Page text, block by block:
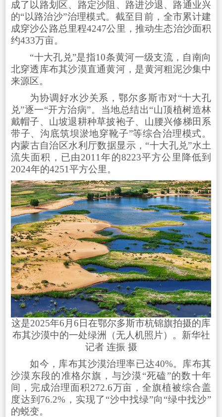
成了以路划区、路定沙阻、路进沙退、路通业兴
的“以路治沙”治理模式。截至目前，全市累计建
成穿沙公路总里程4247公里，推动生态治沙面积
约433万亩。
“十大孔兑”是指10条黄河一级支流，自南向
北穿透库布其沙漠直通黄河，是黄河粗泥沙集中
来源区。
为协调好水沙关系，鄂尔多斯市对“十大孔
兑”逐一“开方治病”。当地总结出“山顶植树造林
戴帽子、山坡退耕种草披袍子、山腰兴修梯田系
带子、沟底筑坝淤地穿靴子”等综合治理模式。
内蒙古自治区水利厅数据显示，“十大孔兑”水土
流失面积，已由2011年的8223平方公里降低到
2024年的4251平方公里。
这是2025年6月6日在鄂尔多斯市杭锦旗拍摄的库
布其沙漠中的一处绿洲（无人机照片）。新华社
记者 连振 摄
如今，库布其沙漠治理率已达40%。库布其
沙漠东段的准格尔旗，与沙漠“死磕”的数十年
间，完成治理面积272.6万亩，全旗植被综合盖
度达到76.2%，实现了“沙中找绿”向“绿中找沙”
的蜕变。